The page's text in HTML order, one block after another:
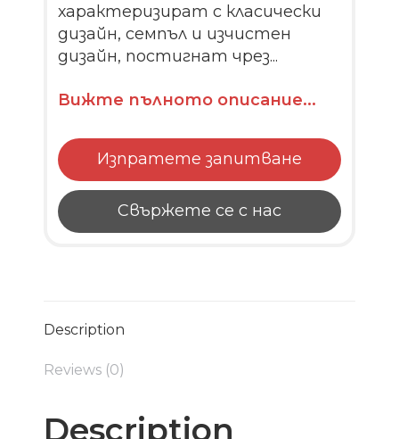
характеризират с класически
дизайн, семпъл и изчистен
дизайн, постигнат чрез...
Вижте пълното описание...
Изпратете запитване
Свържете се с нас
Description
Reviews (0)
Description